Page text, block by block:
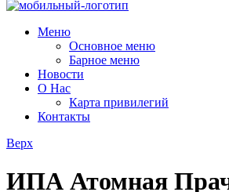
Меню
Основное меню
Барное меню
Новости
О Нас
Карта привилегий
Контакты
Верх
ИПА Атомная